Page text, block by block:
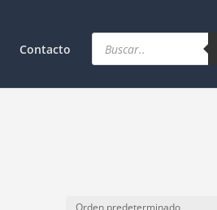
Contacto
Products
search